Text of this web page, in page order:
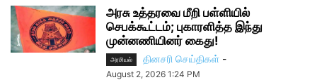
அரசு உத்தரவை மீறி பள்ளியில்
செபக்கூட்டம்; புகாரளித்த இந்து
முன்னணியினர் கைது!
அரசியல் தினசரி செய்திகள் -
August 2, 2026 1:24 PM